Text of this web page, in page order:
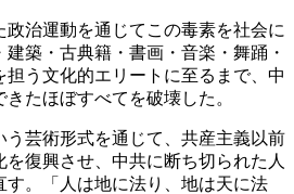
治運動を通じてこの毒素を社会に
築・古典籍・書画・音楽・舞踊・
う文化的エリートに至るまで、中
たほぼすべてを破壊した。
う芸術形式を通じて、共産主義以前
復興させ、中共に断ち切られた人
す。「人は地に法り、地は天に法